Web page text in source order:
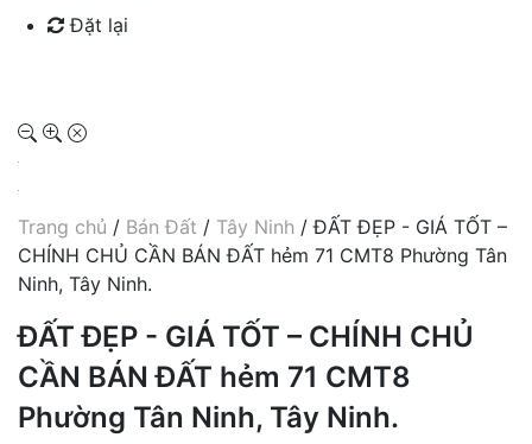
Đặt lại
Trang chủ / Bán Đất / Tây Ninh / ĐẤT ĐẸP - GIÁ TỐT –
CHÍNH CHỦ CẦN BÁN ĐẤT hẻm 71 CMT8 Phường Tân
Ninh, Tây Ninh.
ĐẤT ĐẸP - GIÁ TỐT – CHÍNH CHỦ
CẦN BÁN ĐẤT hẻm 71 CMT8
Phường Tân Ninh, Tây Ninh.